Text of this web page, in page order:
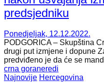
predsjedniku
Ponedjeljak, 12.12.2022.
PODGORICA – Skupština
drugi put izmjene i dopune
predviđeno je da će se
crna goraneredi
Najnovije Hercegovina